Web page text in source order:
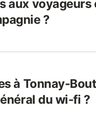
aux voyageurs
?
à Tonnay-
du wi-fi ?